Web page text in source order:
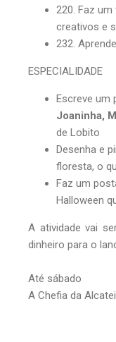
220. Faz
creativos e
232.
ESPECIALIDADE
Escreve um
Joaninha,
de Lobito
Desenha e
floresta, o
Faz um
Halloween
A atividade vai
dinheiro para o
Até sábado
A Chefia da